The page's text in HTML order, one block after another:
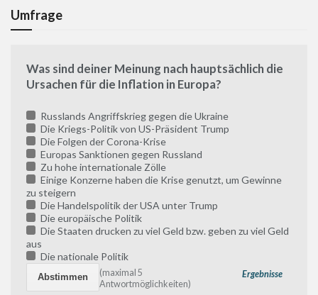
Umfrage
Was sind deiner Meinung nach hauptsächlich die
Ursachen für die Inflation in Europa?
Russlands Angriffskrieg gegen die Ukraine
Die Kriegs-Politik von US-Präsident Trump
Die Folgen der Corona-Krise
Europas Sanktionen gegen Russland
Zu hohe internationale Zölle
Einige Konzerne haben die Krise genutzt, um Gewinne
zu steigern
Die Handelspolitik der USA unter Trump
Die europäische Politik
Die Staaten drucken zu viel Geld bzw. geben zu viel Geld
aus
Die nationale Politik
Ergebnisse
(maximal 5
Antwortmöglichkeiten)